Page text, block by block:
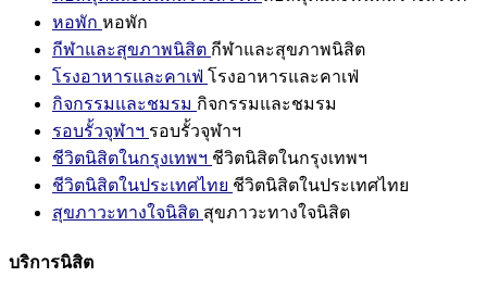
หอพัก หอพัก
กีฬาและสุขภาพนิสิต กีฬาและสุขภาพนิสิต
โรงอาหารและคาเฟ่ โรงอาหารและคาเฟ่
กิจกรรมและชมรม กิจกรรมและชมรม
รอบรั้วจุฬาฯ รอบรั้วจุฬาฯ
ชีวิตนิสิตในกรุงเทพฯ ชีวิตนิสิตในกรุงเทพฯ
ชีวิตนิสิตในประเทศไทย ชีวิตนิสิตในประเทศไทย
สุขภาวะทางใจนิสิต สุขภาวะทางใจนิสิต
บริการนิสิต